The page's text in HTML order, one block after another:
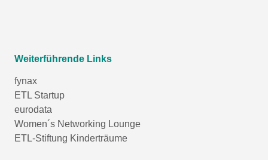
Weiterführende Links
fynax
ETL Startup
eurodata
Women´s Networking Lounge
ETL-Stiftung Kinderträume